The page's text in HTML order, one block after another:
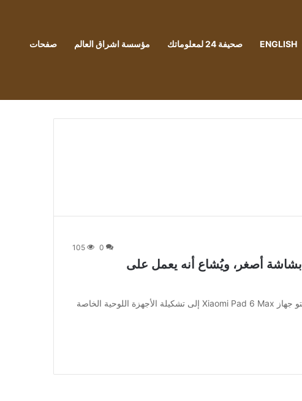
ENGLISH صحيفة 24 لمعلوماتك مؤسسة اشراق العالم صفحات
0
105
يمكن أن يتميز Xiaomi Pad 7 Pro بشاشة أصغر، ويُشاع أنه يعمل على
[ad_1] على الرغم من أن شركة Xiaomi أضافت للتو جهاز Xiaomi Pad 6 Max إلى تشكيلة الأجهزة اللوحية الخاصة